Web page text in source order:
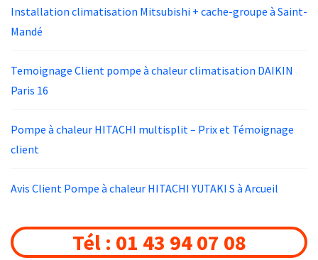
Installation climatisation Mitsubishi + cache-groupe à Saint-
Mandé
Temoignage Client pompe à chaleur climatisation DAIKIN
Paris 16
Pompe à chaleur HITACHI multisplit – Prix et Témoignage
client
Avis Client Pompe à chaleur HITACHI YUTAKI S à Arcueil
Tél : 01 43 94 07 08